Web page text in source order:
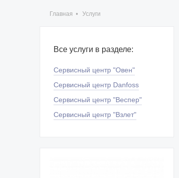
Главная • Услуги
Все услуги в разделе:
Сервисный центр "Овен"
Сервисный центр Danfoss
Сервисный центр "Веспер"
Сервисный центр "Взлет"